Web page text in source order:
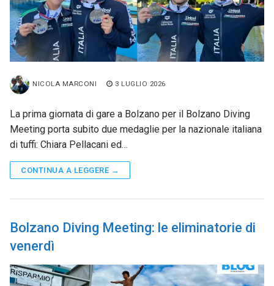
NICOLA MARCONI 3 LUGLIO 2026
La prima giornata di gare a Bolzano per il Bolzano Diving
Meeting porta subito due medaglie per la nazionale italiana
di tuffi: Chiara Pellacani ed…
CONTINUA A LEGGERE →
Bolzano Diving Meeting: le eliminatorie di
venerdì